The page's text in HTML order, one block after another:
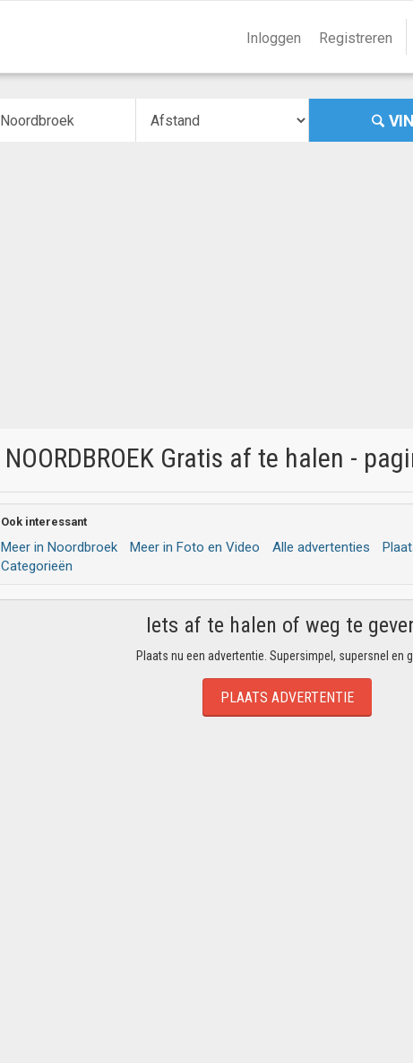
Inloggen Registreren
NOORDBROEK Gratis af te halen -
Ook interessant
Meer in Noordbroek Meer in Foto en Video Alle advertenties
Categorieën
Iets af te halen of weg te
Plaats nu een advertentie. Supersimpel, supersnel en
PLAATS ADVERTENTIE